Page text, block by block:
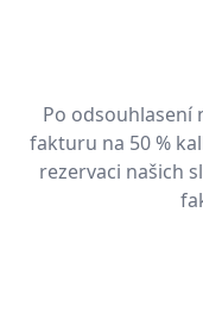
Po odsouhlasení
fakturu na 50 %
rezervaci našich